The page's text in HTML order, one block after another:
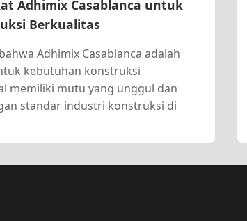
Adhimix Casablanca untuk
Berkualitas
Adhimix Casablanca adalah
kebutuhan konstruksi
memiliki mutu yang unggul dan
standar industri konstruksi di